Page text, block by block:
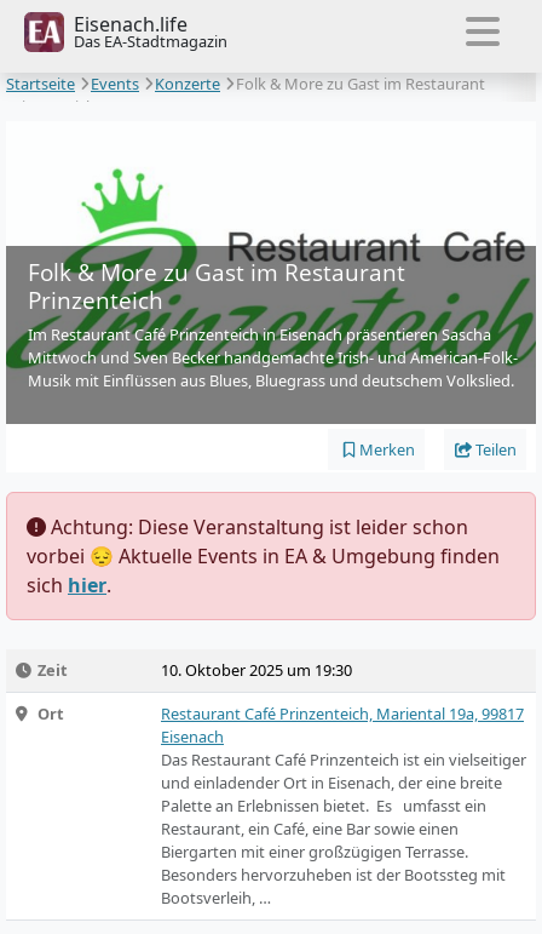
Eisenach.life
Das EA-Stadtmagazin
Startseite
Events Konzerte
Folk & More zu Gast im Restaurant
Prinzenteich
Folk & More zu Gast im Restaurant
Prinzenteich
Im Restaurant Café Prinzenteich in Eisenach präsentieren Sascha
Mittwoch und Sven Becker handgemachte Irish- und American-Folk-
Musik mit Einflüssen aus Blues, Bluegrass und deutschem Volkslied.
Merken Teilen
️ Achtung: Diese Veranstaltung ist leider schon
vorbei 😔 Aktuelle Events in EA & Umgebung finden
sich hier.
Zeit
10. Oktober 2025 um 19:30
Ort
Restaurant Café Prinzenteich, Mariental 19a, 99817
Eisenach
Das Restaurant Café Prinzenteich ist ein vielseitiger
und einladender Ort in Eisenach, der eine breite
Palette an Erlebnissen bietet. Es umfasst ein
Restaurant, ein Café, eine Bar sowie einen
Biergarten mit einer großzügigen Terrasse.
Besonders hervorzuheben ist der Bootssteg mit
Bootsverleih, …